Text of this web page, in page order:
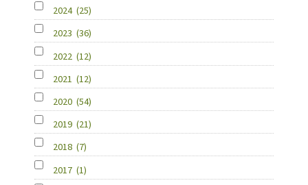
2024 (25)
2023 (36)
2022 (12)
2021 (12)
2020 (54)
2019 (21)
2018 (7)
2017 (1)